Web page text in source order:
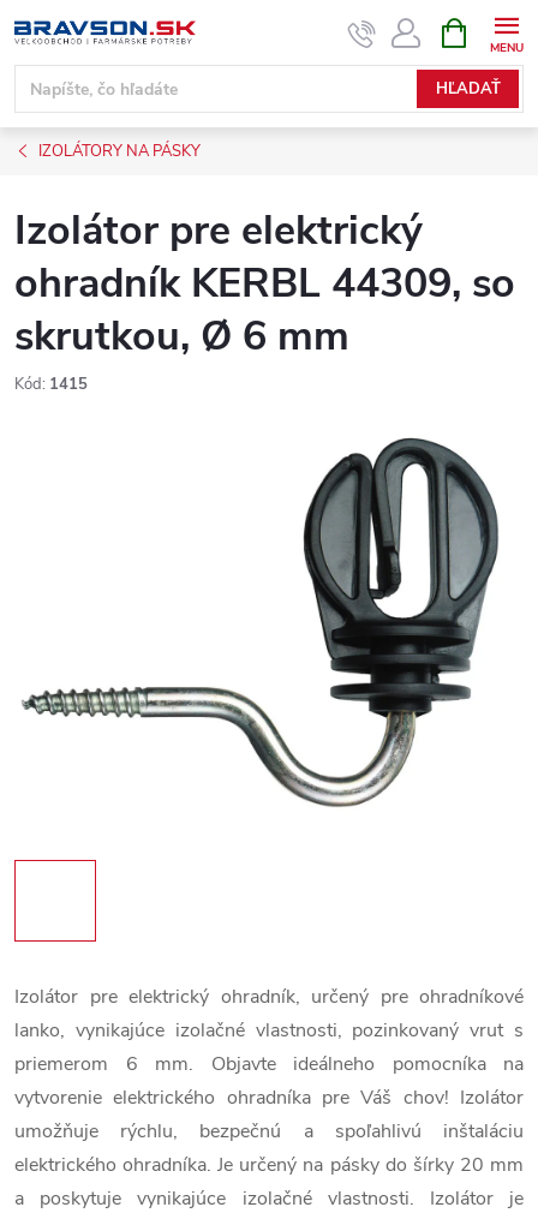
na
obsah
HĽADAŤ
KOŠÍK
IZOLÁTORY NA PÁSKY
Izolátor pre elektrický
ohradník KERBL 44309, so
skrutkou, Ø 6 mm
Kód: 1415
Izolátor pre elektrický ohradník, určený pre ohradníkové
lanko, vynikajúce izolačné vlastnosti, pozinkovaný vrut s
priemerom 6 mm. Objavte ideálneho pomocníka na
vytvorenie elektrického ohradníka pre Váš chov! Izolátor
umožňuje rýchlu, bezpečnú a spoľahlivú inštaláciu
elektrického ohradníka. Je určený na pásky do šírky 20 mm
a poskytuje vynikajúce izolačné vlastnosti. Izolátor je